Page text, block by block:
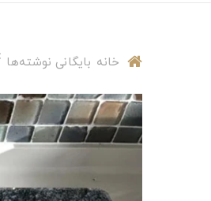
خانه بایگانی نوشته‌ها